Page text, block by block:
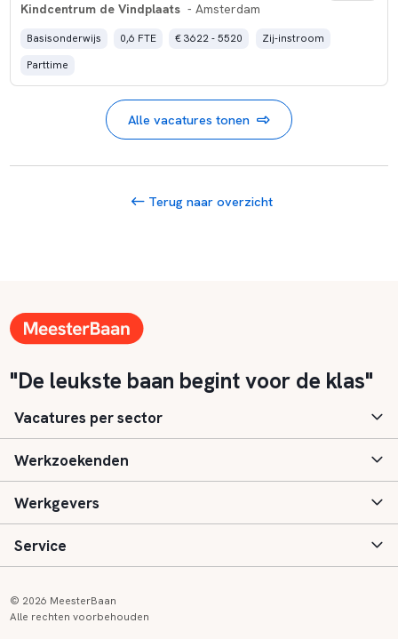
Kindcentrum de Vindplaats - Amsterdam
Basisonderwijs 0,6 FTE € 3622 - 5520
Zij-instroom
Parttime
Alle vacatures tonen
Terug naar overzicht
"De leukste baan begint voor de klas"
Vacatures per sector
Basisonderwijs
Speciaal (basis) onderwijs
Voortgezet onderwijs
Werkzoekenden
Aanmelden
Vacatures
Werkgevers
Inloggen
Service
© 2026 MeesterBaan
Alle rechten voorbehouden